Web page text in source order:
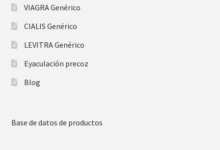
VIAGRA Genérico
CIALIS Genérico
LEVITRA Genérico
Eyaculación precoz
Blog
Base de datos de productos